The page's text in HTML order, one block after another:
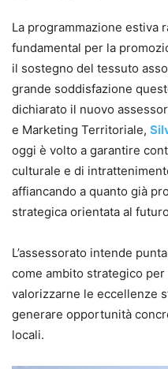
La programmazione estiva
fundamental per la
il sostegno del tessuto
grande soddisfazione
dichiarato il nuovo
e Marketing Territoriale,
oggi è volto a garantire
culturale e di
affiancando a quanto già
strategica orientata al
L’assessorato intende
come ambito strategico
valorizzarne le eccellenze
generare opportunità
locali.